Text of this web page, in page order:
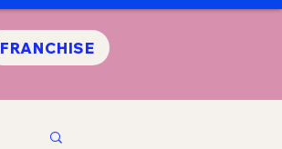
FRANCHISE